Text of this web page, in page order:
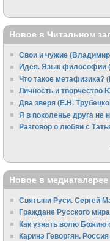
Новое в Читальном
Свои и чужие
Идея. Язык философии
Что такое метафизика?
Личность и творчество
Два зверя (Е.Н.
Я в поколенье друга не
Разговор о любви с
Новое в медиагалерее
Святыни Руси. Сергей
Граждане Русского
Как узнать волю Божию
Каринэ Геворгян.